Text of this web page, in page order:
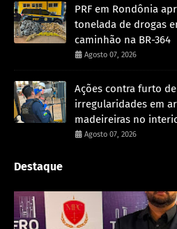
PRF em Rondônia
tonelada de drogas
caminhão na BR-364
Agosto 07, 2026
Ações contra furto
irregularidades em
madeireiras no
Agosto 07, 2026
Destaque